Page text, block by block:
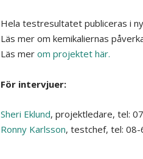
Hela testresultatet publiceras i
Läs mer om kemikaliernas
Läs mer om projektet här.
För intervjuer:
Sheri Eklund, projektledare, tel:
Ronny Karlsson, testchef, tel: 08-